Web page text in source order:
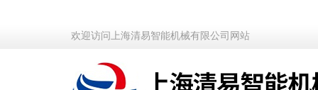
欢迎访问上海清易智能机械有限公司网站